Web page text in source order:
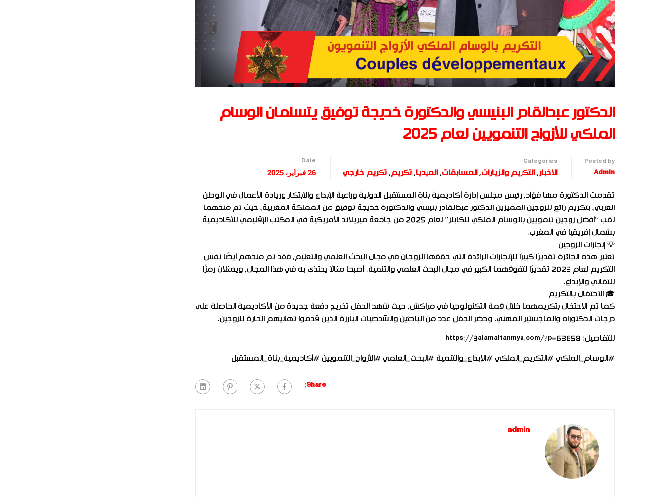
الدكتور عبدالقادر البنيسي والدكتورة خديجة توفيق يتسلمان الوسام
الملكي للأزواج التنمويين لعام 2025
Posted by
Admin
Categories
الاخبار , التكريم والزيارات, المسابقات, الميديا, تكريم, تكريم خارجي
Date
26 فبراير، 2025
تقدمت الدكتورة مها فؤاد، رئيس مجلس إدارة أكاديمية بناة المستقبل الدولية وراعية الإبداع والابتكار وريادة الأعمال في الوطن
العربي، بتكريم رائع للزوجين المميزين الدكتور عبدالقادر بنيسي والدكتورة خديجة توفيق من المملكة المغربية، حيث تم منحهما
لقب “أفضل زوجين تنمويين بالوسام الملكي للكابلز” لعام 2025 من جامعة ميريلاند الأمريكية في المكتب الإقليمي للأكاديمية
بشمال إفريقيا في المغرب.
💡 إنجازات الزوجين
تعتبر هذه الجائزة تقديرًا كبيرًا للإنجازات الرائدة التي حققها الزوجان في مجال البحث العلمي والتعليم، فقد تم منحهم أيضًا نفس
التكريم لعام 2023 تقديرًا لتفوقهما الكبير في مجال البحث العلمي والتنمية. أصبحا مثالًا يحتذى به في هذا المجال، ويمثلان رمزًا
للتفاني والإبداع.
🎓 الاحتفال بالتكريم
كما تم الاحتفال بتكريمهما خلال قمة التكنولوجيا في مراكش، حيث شهد الحفل تخريج دفعة جديدة من الأكاديمية الحاصلة على
درجات الدكتوراه والماجستير المهني. وحضر الحفل عدد من الباحثين والشخصيات البارزة الذين قدموا تهانيهم الحارة للزوجين.
للتفاصيل: https://3alamaltanmya.com/?p=63658
#الوسام_الملكي #التكريم_الملكي #الإبداع_والتنمية #البحث_العلمي #الأزواج_التنمويين #أكاديمية_بناة_المستقبل
Share:
admin